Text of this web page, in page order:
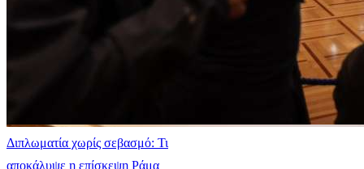
Διπλωματία χωρίς σεβασμό: Τι
αποκάλυψε η επίσκεψη Ράμα